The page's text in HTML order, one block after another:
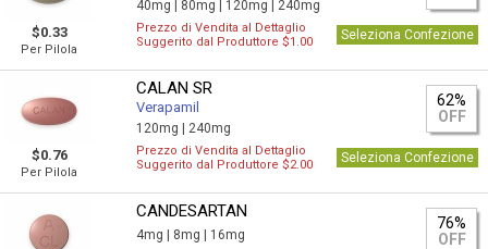
$0.33
Per Pilola
40mg | 80mg | 120mg | 240mg
Prezzo di Vendita al Dettaglio
Suggerito dal Produttore $1.00
Seleziona Confezione
$0.76
Per Pilola
CALAN SR
Verapamil
120mg | 240mg
62%
OFF
Prezzo di Vendita al Dettaglio
Suggerito dal Produttore $2.00
Seleziona Confezione
CANDESARTAN
4mg | 8mg | 16mg
76%
OFF